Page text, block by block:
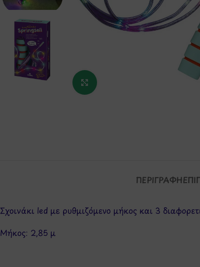
ΠΕΡΙΓΡΑΦΉ
Σχοινάκι led με ρυθμιζόμενο μήκος και 3
Μήκος: 2,85 μ